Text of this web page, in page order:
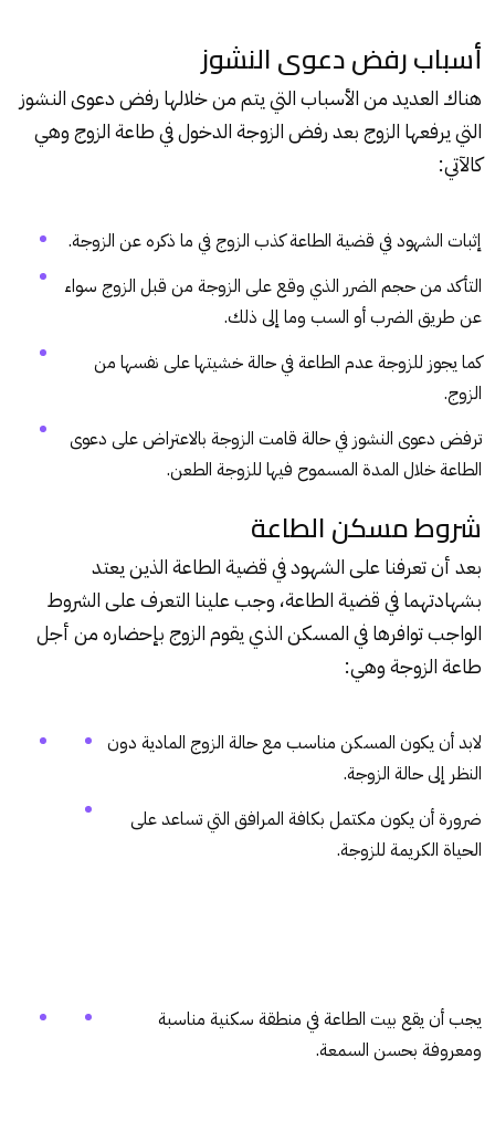
أسباب رفض دعوى النشوز
هناك العديد من الأسباب التي يتم من خلالها رفضدعوى النشوز
التي يرفعها الزوج بعد رفض الزوجة الدخول في طاعة الزوج وهي
كالآتي:
إثبات الشهود في قضية الطاعة كذب الزوج في ما ذكره عن الزوجة.
التأكد من حجم الضرر الذي وقع على الزوجة من قبل الزوج سواء
عن طريق الضرب أو السب وما إلى ذلك.
كما يجوز للزوجة عدم الطاعة في حالة خشيتها على نفسها من
الزوج.
ترفض دعوى النشوز في حالة قامت الزوجة بالاعتراض على دعوى
الطاعة خلال المدة المسموح فيها للزوجة الطعن.
شروط مسكن الطاعة
بعد أن تعرفنا على الشهود في قضية الطاعة الذين يعتد
بشهادتهما في قضية الطاعة، وجب علينا التعرف على الشروط
الواجب توافرها في المسكن الذي يقوم الزوج بإحضاره من أجل
طاعة الزوجة وهي:
لابد أن يكون المسكن مناسب مع حالة الزوج المادية دون
النظر إلى حالة الزوجة.
ضرورة أن يكون مكتمل بكافة المرافق التي تساعد على
الحياة الكريمة للزوجة.
يجب أن يقع بيت الطاعة في منطقة سكنية مناسبة
ومعروفة بحسن السمعة.